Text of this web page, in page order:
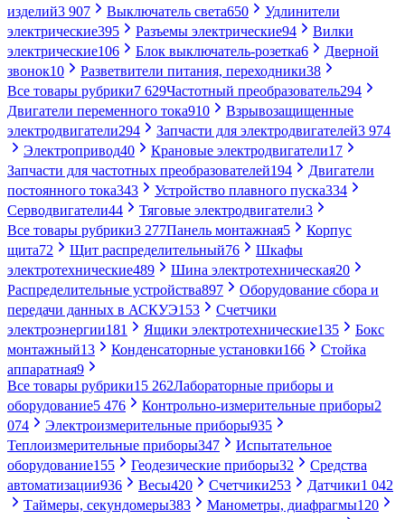
изделий3 907 Выключатель света650
Удлинители
электрические395 Разъемы электрические94
Вилки
электрические106 Блок выключатель-розетка6
Дверной
звонок10 Разветвители питания, переходники38
Все товары рубрики7 629Частотный преобразователь294
Двигатели переменного тока910
Взрывозащищенные
электродвигатели294 Запчасти для электродвигателей3 974
Электропривод40 Крановые электродвигатели17
Запчасти для частотных преобразователей194
Двигатели
постоянного тока343 Устройство плавного пуска334
Серводвигатели44 Тяговые электродвигатели3
Все товары рубрики3 277Панель монтажная5
Корпус
щита72 Щит распределительный76
Шкафы
электротехнические489 Шина электротехническая20
Распределительные устройства897
Оборудование сбора и
передачи данных в АСКУЭ153
Счетчики
электроэнергии181 Ящики электротехнические135
Бокс
монтажный13 Конденсаторные установки166
Стойка
аппаратная9
Все товары рубрики15 262Лабораторные приборы и
оборудование5 476 Контрольно-измерительные приборы2
074
Электроизмерительные приборы935
Теплоизмерительные приборы347
Испытательное
оборудование155 Геодезические приборы32
Средства
автоматизации936 Весы420 Счетчики253 Датчики1 042
Таймеры, секундомеры383 Манометры, диафрагмы120